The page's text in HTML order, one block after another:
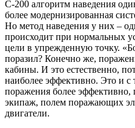
С-200 алгоритм наведения
более модернизированная
Но метод наведения у них –
происходит при нормальных
цели в упрежденную точку.
поразил? Конечно же,
кабины. И это естественно,
наиболее эффективно. Это и с
поражения более эффективно,
экипаж, полем поражающих
двигатели.